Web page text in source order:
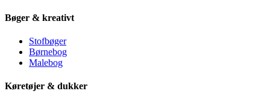
Bøger & kreativt
Stofbøger
Børnebog
Malebog
Køretøjer & dukker